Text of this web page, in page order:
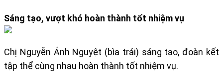
Sáng tạo, vượt khó hoàn thành tốt nhiệm vụ​
Chị Nguyễn Ánh Nguyệt (bìa trái) sáng tạo, đoàn kết
tập thể cùng nhau hoàn thành tốt nhiệm vụ.